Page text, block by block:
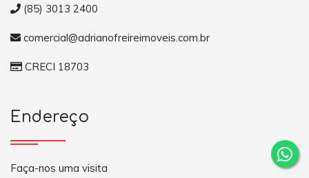
(85) 3013 2400
comercial@adrianofreireimoveis.com.br
CRECI 18703
Endereço
Faça-nos uma visita